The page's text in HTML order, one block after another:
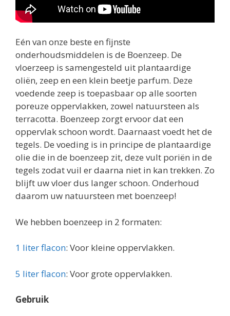
Eén van onze beste en fijnste
onderhoudsmiddelen is de Boenzeep. De
vloerzeep is samengesteld uit plantaardige
oliën, zeep en een klein beetje parfum. Deze
voedende zeep is toepasbaar op alle soorten
poreuze oppervlakken, zowel natuursteen als
terracotta. Boenzeep zorgt ervoor dat een
oppervlak schoon wordt. Daarnaast voedt het de
tegels. De voeding is in principe de plantaardige
olie die in de boenzeep zit, deze vult poriën in de
tegels zodat vuil er daarna niet in kan trekken. Zo
blijft uw vloer dus langer schoon. Onderhoud
daarom uw natuursteen met boenzeep!
We hebben boenzeep in 2 formaten:
1 liter flacon: Voor kleine oppervlakken.
5 liter flacon: Voor grote oppervlakken.
Gebruik